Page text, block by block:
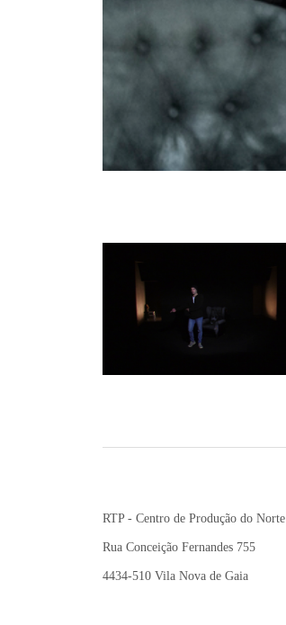
RTP - Centro de Produção do Norte
Rua Conceição Fernandes 755
4434-510 Vila Nova de Gaia